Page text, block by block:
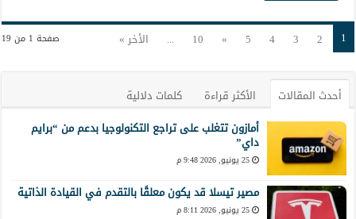
صفحة 1 من 19 1
2
3
4
5
»
10
... الأخر »
أحدث المقالات الأكثر قراءة
كلمات دلالية
أمازون تتغلب على تراجع التكنولوجيا بدعم من “برايم
داي”
25 يونيو, 2026 9:48 م
مصير تيسلا قد يكون معلقًا بالتقدم في القيادة الذاتية
25 يونيو, 2026 8:11 م